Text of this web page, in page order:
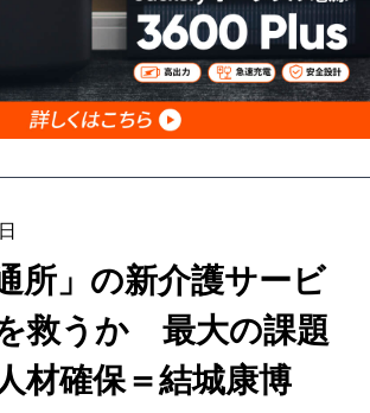
所」の新介護サービ
救うか 最大の課題
材確保＝結城康博